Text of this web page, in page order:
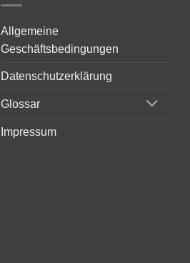
Allgemeine
Geschäftsbedingungen
Datenschutzerklärung
Glossar
Impressum